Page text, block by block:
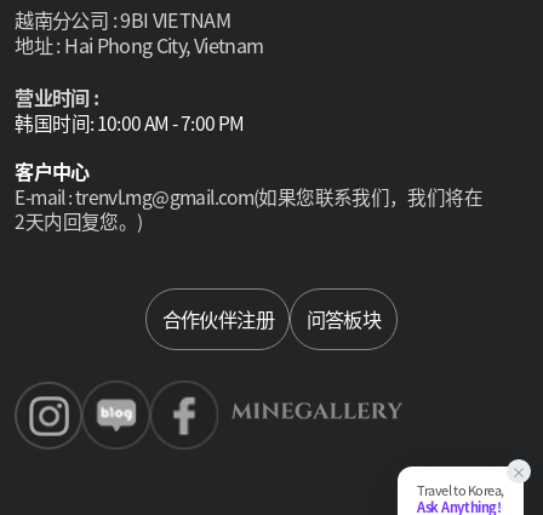
×
Travel to Korea,
Ask Anything!
越南分公司 : 9BI VIETNAM
地址 : Hai Phong City, Vietnam
营业时间 :
韩国时间: 10:00 AM - 7:00 PM
客户中心
E-mail : trenvl.mg@gmail.com(如果您联系我们，我们将在
2天内回复您。)
合作伙伴注册 问答板块